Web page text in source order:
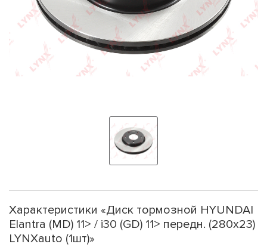
Характеристики «Диск тормозной HYUNDAI
Elantra (MD) 11> / i30 (GD) 11> передн. (280x23)
LYNXauto (1шт)»